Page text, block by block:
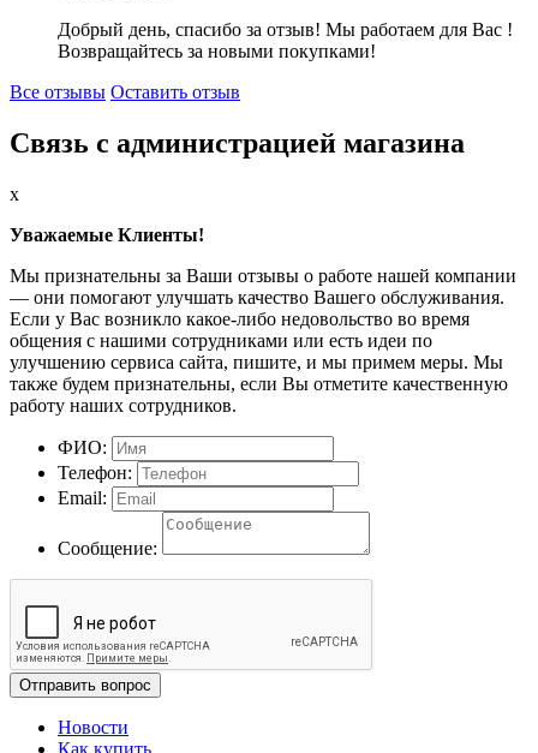
Добрый день, спасибо за отзыв! Мы работаем для Вас !
Возвращайтесь за новыми покупками!
Все отзывы Оставить отзыв
Связь с администрацией магазина
x
Уважаемые Клиенты!
Мы признательны за Ваши отзывы о работе нашей компании
— они помогают улучшать качество Вашего обслуживания.
Если у Вас возникло какое-либо недовольство во время
общения с нашими сотрудниками или есть идеи по
улучшению сервиса сайта, пишите, и мы примем меры. Мы
также будем признательны, если Вы отметите качественную
работу наших сотрудников.
ФИО:
Телефон:
Email:
Сообщение:
Отправить вопрос
Новости
Как купить